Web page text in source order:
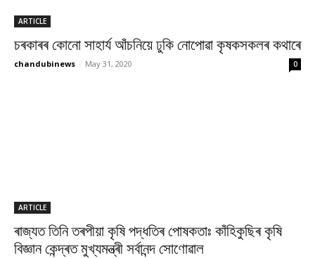
ARTICLE
চৰকাৰৰ কোনো সাহাৰ্য আঁচনিয়ে ঢুকি নোপোৱা কৃষকসকলৰ কথাৰে
chandubinews - May 31, 2020 0
ARTICLE
ৰাজ্যত তিনি তৰপীয়া কৃষি পদ্ধতিৰ পোষকতাঃ কাঁহিকুছিৰ কৃষি
বিজ্ঞান কেন্দ্ৰত মুখ্যমন্ত্ৰী সৰ্বানন্দ সোণোৱাল